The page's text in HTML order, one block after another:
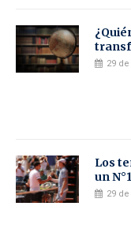
29
Los
un
29